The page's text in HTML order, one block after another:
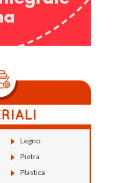
Legno
Pietra
Plastica